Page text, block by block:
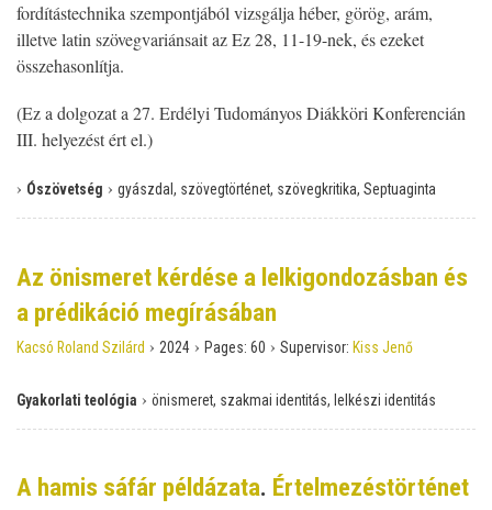
fordítástechnika szempontjából vizsgálja héber, görög, arám,
illetve latin szövegvariánsait az Ez 28, 11-19-nek, és ezeket
összehasonlítja.
(Ez a dolgozat a 27. Erdélyi Tudományos Diákköri Konferencián
III. helyezést ért el.)
› Ószövetség › gyászdal, szövegtörténet, szövegkritika, Septuaginta
Az önismeret kérdése a lelkigondozásban és
a prédikáció megírásában
Kacsó Roland Szilárd › 2024 › Pages: 60 › Supervisor: Kiss Jenő
Gyakorlati teológia › önismeret, szakmai identitás, lelkészi identitás
A hamis sáfár példázata. Értelmezéstörténet